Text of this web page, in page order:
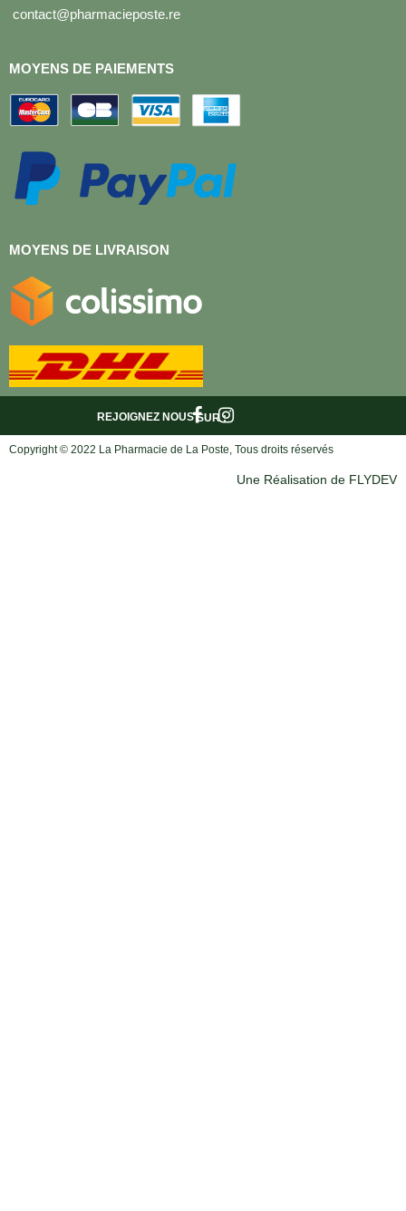
contact@pharmacieposte.re
MOYENS DE PAIEMENTS
MOYENS DE LIVRAISON
SUR :
REJOIGNEZ NOUS
Copyright © 2022 La Pharmacie de La Poste, Tous droits réservés
Une Réalisation de FLYDEV